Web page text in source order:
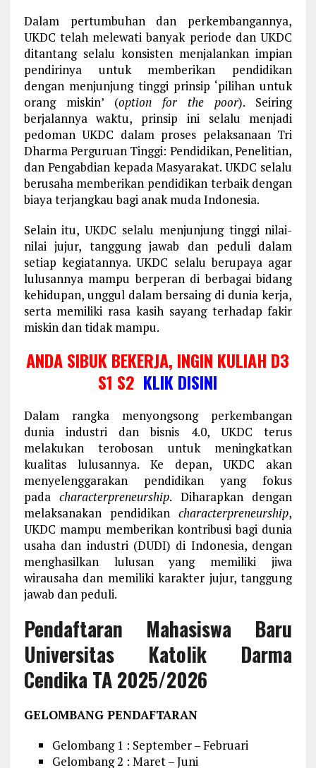
Dalam pertumbuhan dan perkembangannya,
UKDC telah melewati banyak periode dan UKDC
ditantang selalu konsisten menjalankan impian
pendirinya untuk memberikan pendidikan
dengan menjunjung tinggi prinsip ‘pilihan untuk
orang miskin’ (option for the poor). Seiring
berjalannya waktu, prinsip ini selalu menjadi
pedoman UKDC dalam proses pelaksanaan Tri
Dharma Perguruan Tinggi: Pendidikan, Penelitian,
dan Pengabdian kepada Masyarakat. UKDC selalu
berusaha memberikan pendidikan terbaik dengan
biaya terjangkau bagi anak muda Indonesia.
Selain itu, UKDC selalu menjunjung tinggi nilai-
nilai jujur, tanggung jawab dan peduli dalam
setiap kegiatannya. UKDC selalu berupaya agar
lulusannya mampu berperan di berbagai bidang
kehidupan, unggul dalam bersaing di dunia kerja,
serta memiliki rasa kasih sayang terhadap fakir
miskin dan tidak mampu.
ANDA SIBUK BEKERJA, INGIN KULIAH D3
S1 S2 KLIK DISINI
Dalam rangka menyongsong perkembangan
dunia industri dan bisnis 4.0, UKDC terus
melakukan terobosan untuk meningkatkan
kualitas lulusannya. Ke depan, UKDC akan
menyelenggarakan pendidikan yang fokus
padacharacterpreneurship. Diharapkan dengan
melaksanakan pendidikancharacterpreneurship,
UKDC mampu memberikan kontribusi bagi dunia
usaha dan industri (DUDI) di Indonesia, dengan
menghasilkan lulusan yang memiliki jiwa
wirausaha dan memiliki karakter jujur, tanggung
jawab dan peduli.
Pendaftaran Mahasiswa Baru
Universitas Katolik Darma
Cendika TA 2025/2026
GELOMBANG PENDAFTARAN
Gelombang 1 : September – Februari
Gelombang 2 : Maret – Juni